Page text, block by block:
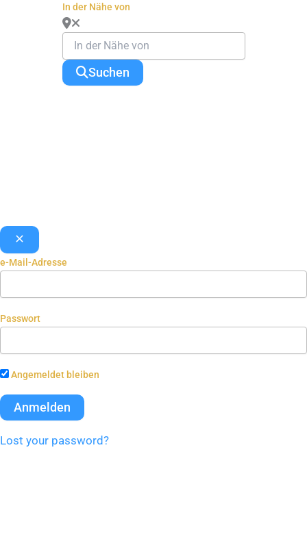
In der Nähe von
Suchen
e-Mail-Adresse
Passwort
Angemeldet bleiben
Lost your password?